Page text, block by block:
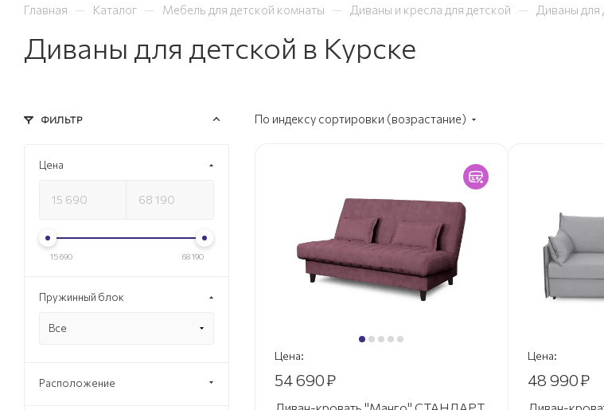
Главная — Каталог — Мебель для детской комнаты — Диваны и кресла для детской — Диваны для
Диваны для детской в Курске
По индексу сортировки (возрастание)
Цена:
54 690₽
Цена:
48 990₽
ФИЛЬТР
Цена
15 690 68 190
Пружинный блок
Все
Расположение